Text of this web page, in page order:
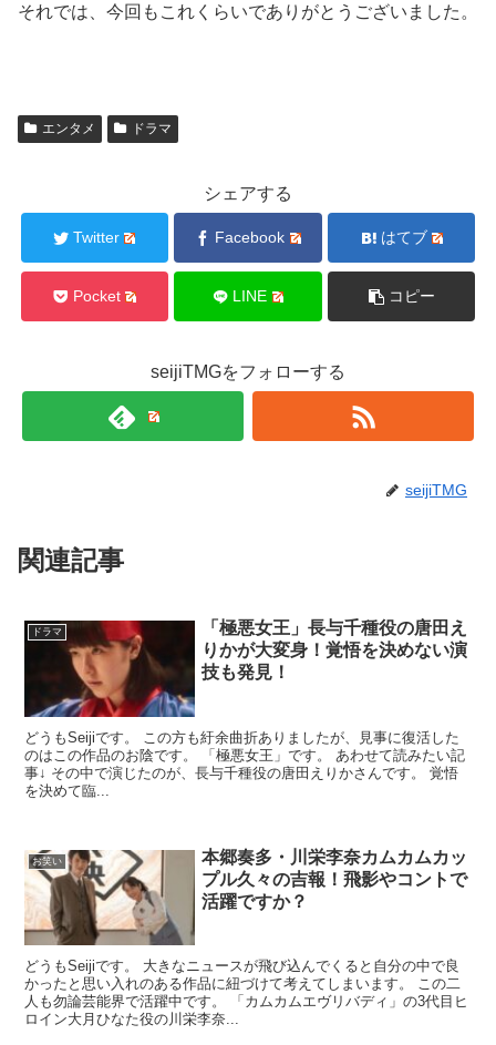
それでは、今回もこれくらいでありがとうございました。
エンタメ ドラマ
シェアする
Twitter Facebook はてブ
Pocket LINE コピー
seijiTMGをフォローする
seijiTMG
関連記事
ドラマ
「極悪女王」長与千種役の唐田え
りかが大変身！覚悟を決めない演
技も発見！
どうもSeijiです。 この方も紆余曲折ありましたが、見事に復活した
のはこの作品のお陰です。 「極悪女王」です。 あわせて読みたい記
事↓ その中で演じたのが、長与千種役の唐田えりかさんです。 覚悟
を決めて臨...
お笑い
本郷奏多・川栄李奈カムカムカッ
プル久々の吉報！飛影やコントで
活躍ですか？
どうもSeijiです。 大きなニュースが飛び込んでくると自分の中で良
かったと思い入れのある作品に紐づけて考えてしまいます。 この二
人も勿論芸能界で活躍中です。 「カムカムエヴリバディ」の3代目ヒ
ロイン大月ひなた役の川栄李奈...